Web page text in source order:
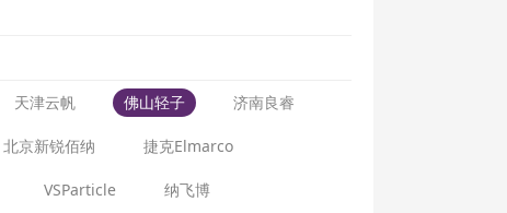
天津云帆 佛山轻子 济南良睿
北京新锐佰纳 捷克Elmarco
VSParticle 纳飞博